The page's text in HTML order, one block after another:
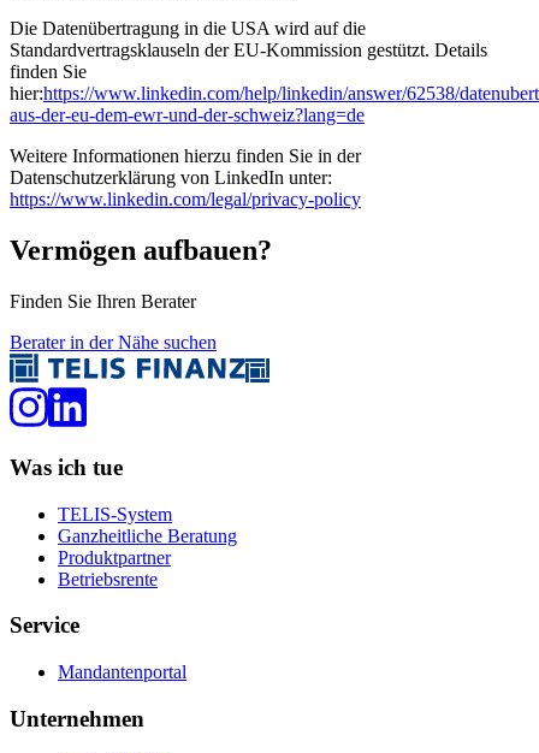
Die Datenübertragung in die USA wird auf die
Standardvertragsklauseln der EU-Kommission gestützt. Details
finden Sie
hier:https://www.linkedin.com/help/linkedin/answer/62538/
aus-der-eu-dem-ewr-und-der-schweiz?lang=de
Weitere Informationen hierzu finden Sie in der
Datenschutzerklärung von LinkedIn unter:
https://www.linkedin.com/legal/privacy-policy
Vermögen aufbauen?
Finden Sie Ihren Berater
Berater in der Nähe suchen
Was ich tue
TELIS-System
Ganzheitliche Beratung
Produktpartner
Betriebsrente
Service
Mandantenportal
Unternehmen